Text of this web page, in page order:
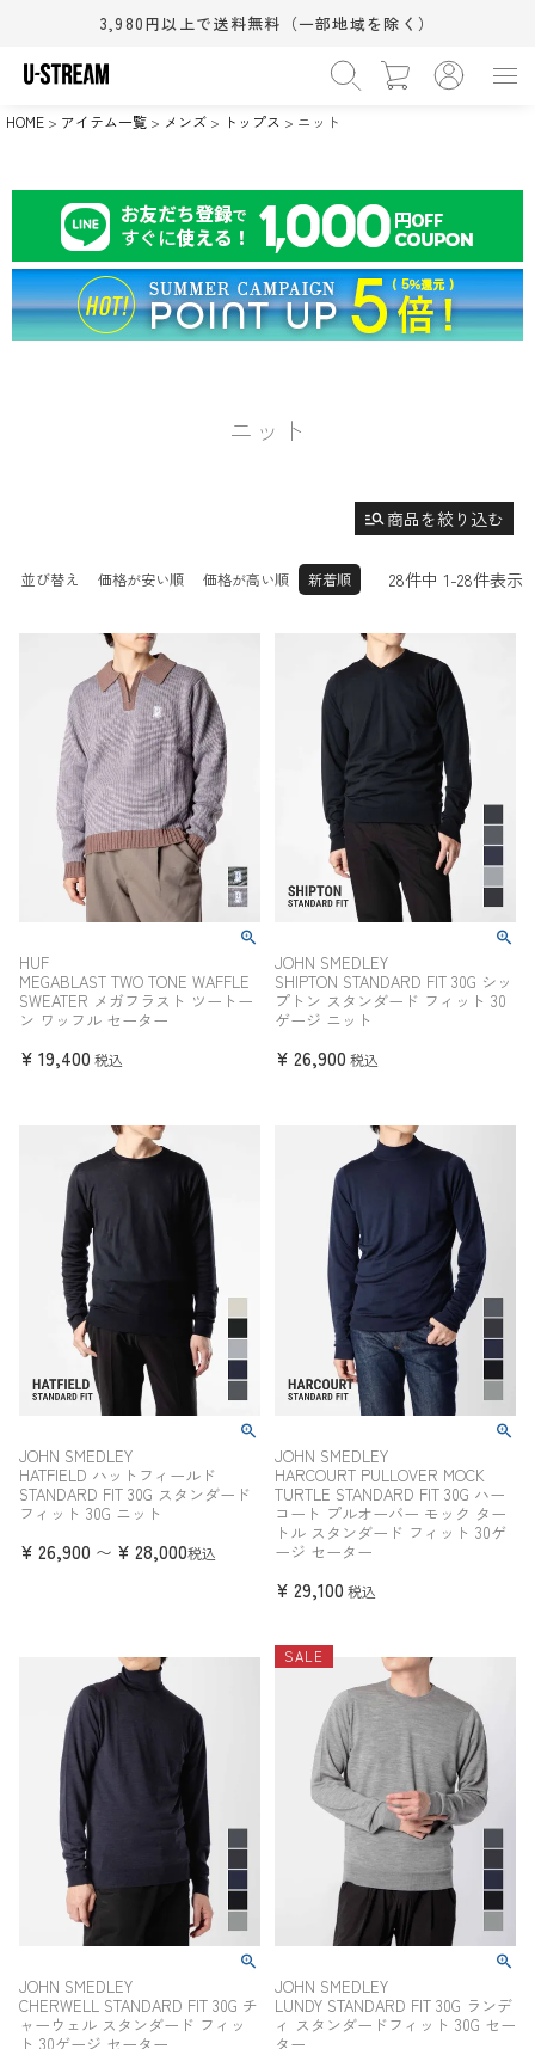
3,980円以上で送料無料（一部地域を除く）
HOME アイテム一覧 メンズ トップス ニット
ニット
manage_search商品を絞り込む
›
HOME
SALE
› 在庫なし商品
在庫なしを非表示
サイズ（S/M/L）
XS(相当) S(相当) M(相当)
L(相当) XL(相当) ワンサイズ
› シューズサイズ(cm)
11.5cm
12.0cm
12.5cm
18.5cm
24.5cm
26.0cm
27.5cm
28.0cm
28.5cm
29.0cm
29.5cm
31.0cm
32.0cm
ベージュ系
シルバー系
並び替え 価格が安い順 価格が高い順 新着順 28件中 1-28件表示
HUF
MEGABLAST TWO TONE WAFFLE
SWEATER メガフラスト ツートー
ン ワッフル セーター
¥ 19,400 税込
JOHN SMEDLEY
SHIPTON STANDARD FIT 30G シッ
プトン スタンダード フィット 30
ゲージ ニット
¥ 26,900 税込
JOHN SMEDLEY
HATFIELD ハットフィールド
STANDARD FIT 30G スタンダード
フィット 30G ニット
¥ 26,900 〜 ¥ 28,000税込
JOHN SMEDLEY
HARCOURT PULLOVER MOCK
TURTLE STANDARD FIT 30G ハー
コート プルオーバー モック ター
トル スタンダード フィット 30ゲ
ージ セーター
¥ 29,100 税込
JOHN SMEDLEY
CHERWELL STANDARD FIT 30G チ
ャーウェル スタンダード フィッ
ト 30ゲージ セーター
SALE
JOHN SMEDLEY
LUNDY STANDARD FIT 30G ランデ
ィ スタンダードフィット 30G セー
ター